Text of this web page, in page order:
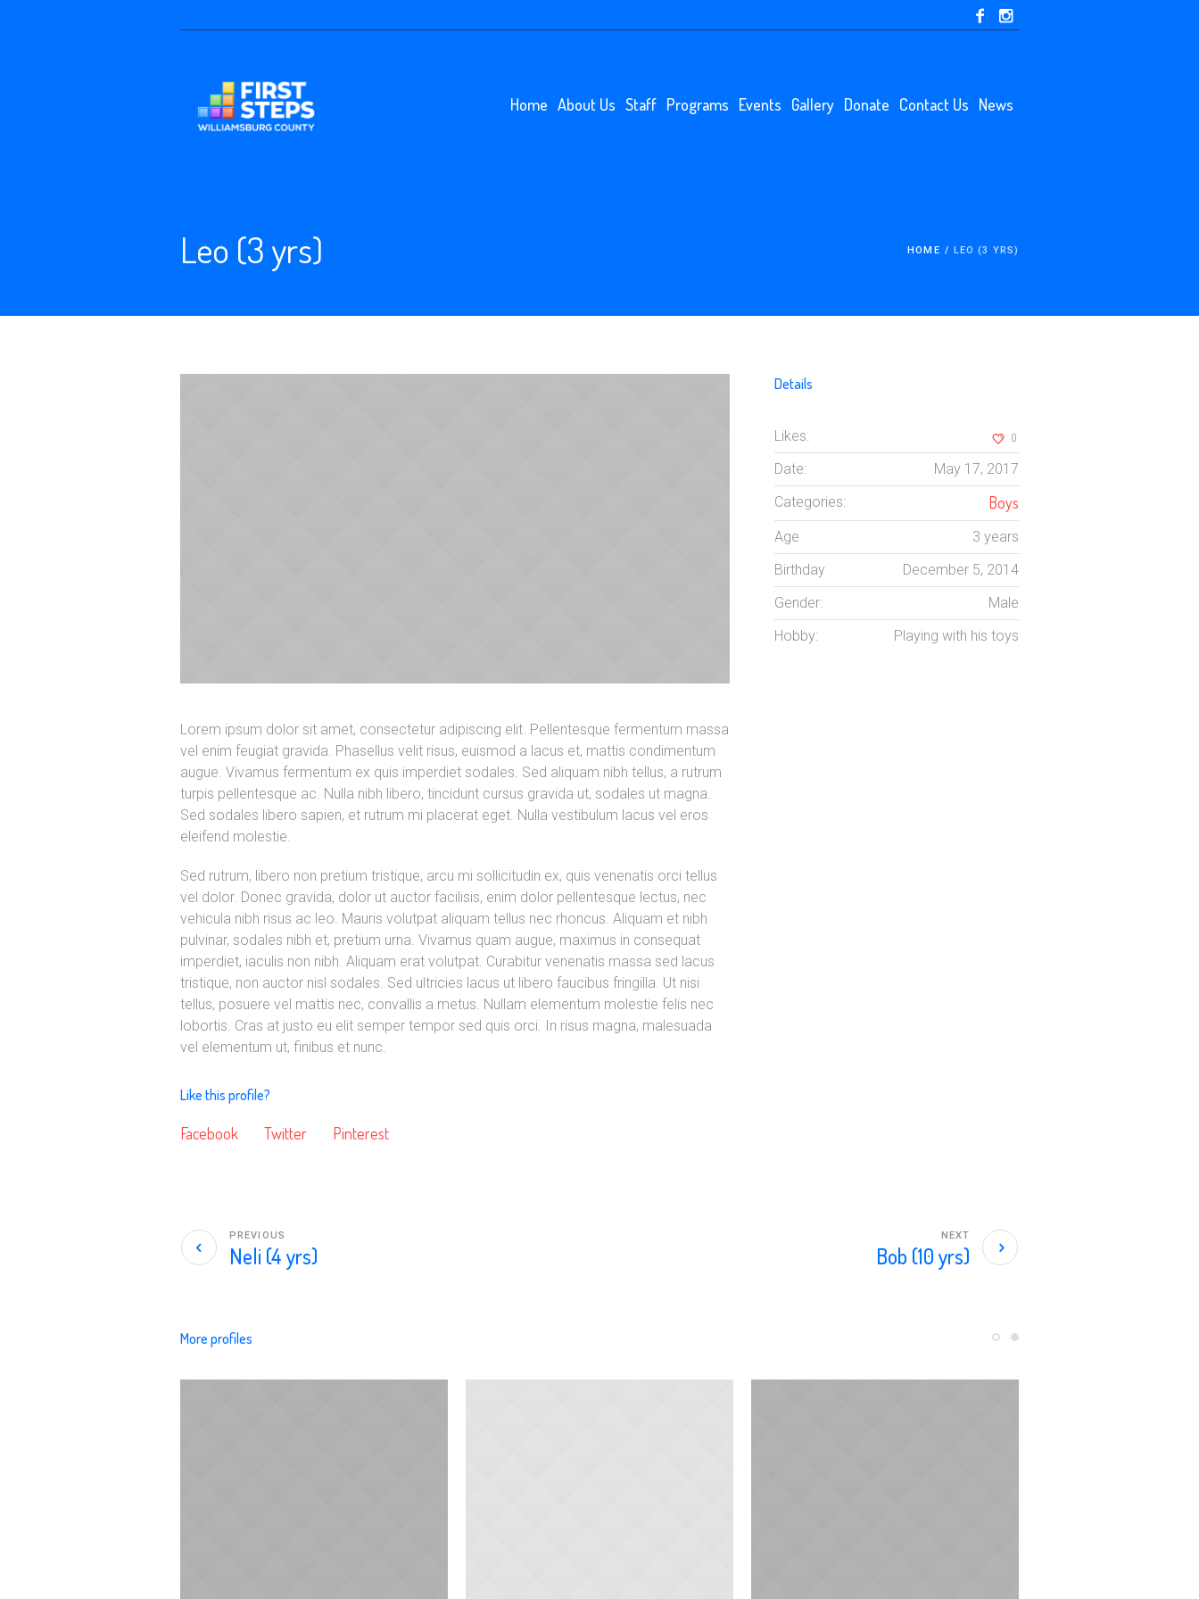
Home About Us Staff Programs Events Gallery Donate Contact Us News
Leo (3 yrs) HOME / LEO (3 YRS)
Lorem ipsum dolor sit amet, consectetur adipiscing elit. Pellentesque fermentum massa
vel enim feugiat gravida. Phasellus velit risus, euismod a lacus et, mattis condimentum
augue. Vivamus fermentum ex quis imperdiet sodales. Sed aliquam nibh tellus, a rutrum
turpis pellentesque ac. Nulla nibh libero, tincidunt cursus gravida ut, sodales ut magna.
Sed sodales libero sapien, et rutrum mi placerat eget. Nulla vestibulum lacus vel eros
eleifend molestie.
Sed rutrum, libero non pretium tristique, arcu mi sollicitudin ex, quis venenatis orci tellus
vel dolor. Donec gravida, dolor ut auctor facilisis, enim dolor pellentesque lectus, nec
vehicula nibh risus ac leo. Mauris volutpat aliquam tellus nec rhoncus. Aliquam et nibh
pulvinar, sodales nibh et, pretium urna. Vivamus quam augue, maximus in consequat
imperdiet, iaculis non nibh. Aliquam erat volutpat. Curabitur venenatis massa sed lacus
tristique, non auctor nisl sodales. Sed ultricies lacus ut libero faucibus fringilla. Ut nisi
tellus, posuere vel mattis nec, convallis a metus. Nullam elementum molestie felis nec
lobortis. Cras at justo eu elit semper tempor sed quis orci. In risus magna, malesuada
vel elementum ut, finibus et nunc.
Like this profile?
Facebook Twitter Pinterest
Details
Likes: 0
Date:
May 17, 2017
Categories:
Boys
Age
3 years
Birthday
December 5, 2014
Gender:
Male
Hobby:
Playing with his toys
Neli (4 yrs)
PREVIOUS
Bob (10 yrs)
NEXT
More profiles